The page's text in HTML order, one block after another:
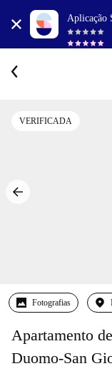
Aplicação
VERIFICADA
Fotografias
Apartamento
Duomo-San